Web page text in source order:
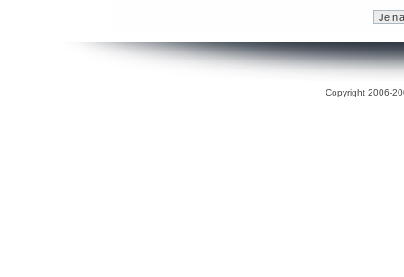
Copyright 2006-